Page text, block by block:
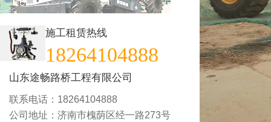
施工租赁热线
18264104888
山东途畅路桥工程有限公司
联系电话：18264104888
公司地址：济南市槐荫区经一路273号